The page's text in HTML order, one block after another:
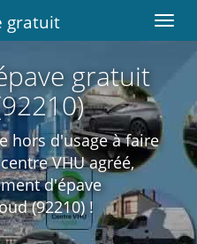
gratuit
gratuit
hors d'usage à faire
VHU agréé,
d'épave
(92210) !